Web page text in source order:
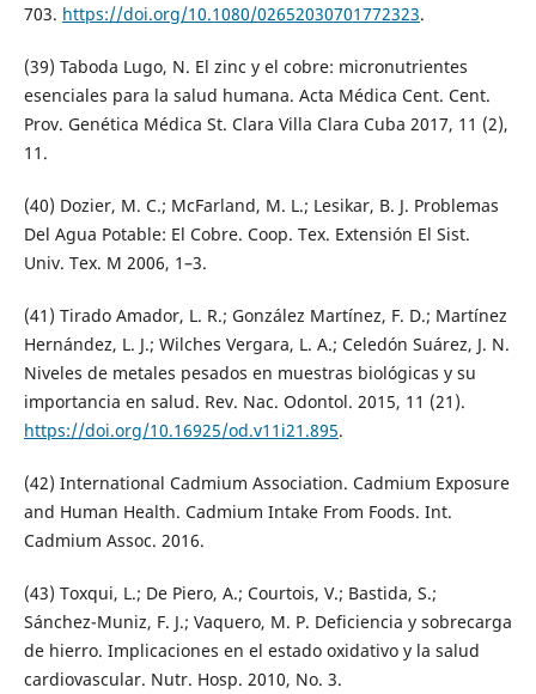
703. https://doi.org/10.1080/02652030701772323.
(39) Taboda Lugo, N. El zinc y el cobre: micronutrientes
esenciales para la salud humana. Acta Médica Cent. Cent.
Prov. Genética Médica St. Clara Villa Clara Cuba 2017, 11 (2),
11.
(40) Dozier, M. C.; McFarland, M. L.; Lesikar, B. J. Problemas
Del Agua Potable: El Cobre. Coop. Tex. Extensión El Sist.
Univ. Tex. M 2006, 1–3.
(41) Tirado Amador, L. R.; González Martínez, F. D.; Martínez
Hernández, L. J.; Wilches Vergara, L. A.; Celedón Suárez, J. N.
Niveles de metales pesados en muestras biológicas y su
importancia en salud. Rev. Nac. Odontol. 2015, 11 (21).
https://doi.org/10.16925/od.v11i21.895.
(42) International Cadmium Association. Cadmium Exposure
and Human Health. Cadmium Intake From Foods. Int.
Cadmium Assoc. 2016.
(43) Toxqui, L.; De Piero, A.; Courtois, V.; Bastida, S.;
Sánchez-Muniz, F. J.; Vaquero, M. P. Deficiencia y sobrecarga
de hierro. Implicaciones en el estado oxidativo y la salud
cardiovascular. Nutr. Hosp. 2010, No. 3.